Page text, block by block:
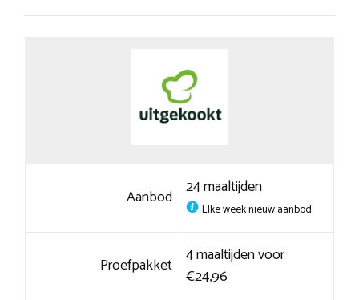
Aanbod 24 maaltijden
Elke week nieuw aanbod
Proefpakket 4 maaltijden voor
€24,96